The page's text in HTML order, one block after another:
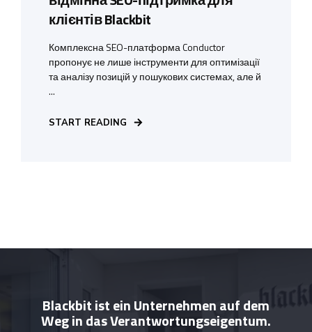
клієнтів Blackbit
Комплексна SEO-платформа Conductor
пропонує не лише інструменти для оптимізації
та аналізу позицій у пошукових системах, але й
...
START READING
Blackbit ist ein Unternehmen auf dem
Weg in das Verantwortungseigentum.